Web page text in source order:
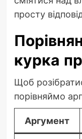
просту
курка
Щоб
порівняймо
Аргумент